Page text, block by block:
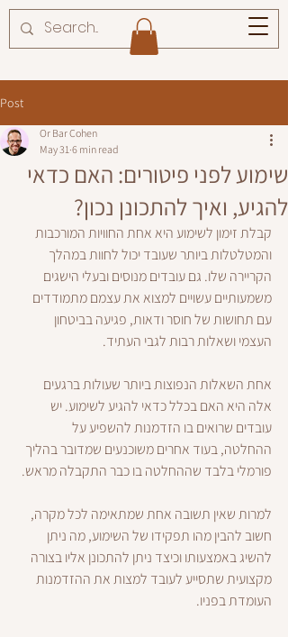
Post
שימוע לפני פיטורים: האם כדאי
להגיע, ואיך להתכונן נכון?
Or Bar Cohen
May 31 6 min read
קבלת זימון לשימוע היא אחת החוויות המורכבות
והמטלטלות ביותר שעובד יכול לחוות במהלך
הקריירה שלו. גם עובדים מנוסים ובעלי הישגים
משמעותיים עשויים למצוא את עצמם מתמודדים
עם תחושות של חוסר ודאות, פגיעה בביטחון
העצמי ושאלות רבות לגבי העתיד.
אחת השאלות הנפוצות ביותר שעולות ברגעים
אלה היא האם בכלל כדאי להגיע לשימוע. יש
עובדים שרואים בו הזדמנות להשפיע על
ההחלטה, בעוד אחרים משוכנעים שמדובר בהליך
פורמלי בלבד שההחלטה בו כבר התקבלה מראש.
למרות שאין תשובה אחת שמתאימה לכל מקרה,
חשוב להבין מהו תפקידו של השימוע, מה ניתן
להשיג באמצעותו וכיצד ניתן להתכונן אליו בצורה
מקצועית שתסייע לעובד למצות את ההזדמנות
העומדת בפניו.